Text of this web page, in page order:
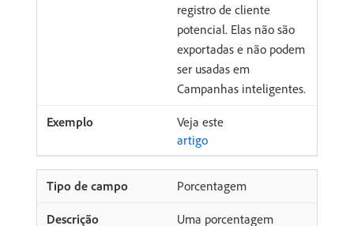
registro de cliente
potencial. Elas não são
exportadas e não podem
ser usadas em
Campanhas inteligentes.
Veja este
artigo
Porcentagem
Uma porcentagem